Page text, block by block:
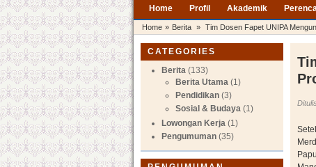
Home Profil Akademik
Home » Berita » Tim Dosen Fapet UNIPA
CATEGORIES
Berita (133)
Berita Utama (1)
Pendidikan (3)
Sosial & Budaya (1)
Lowongan Kerja (1)
Pengumuman (35)